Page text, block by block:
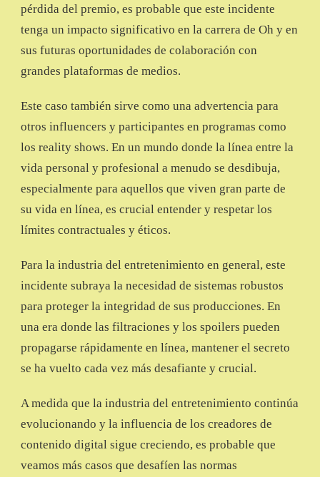
pérdida del premio, es probable que este incidente
tenga un impacto significativo en la carrera de Oh y en
sus futuras oportunidades de colaboración con
grandes plataformas de medios.
Este caso también sirve como una advertencia para
otros influencers y participantes en programas como
los reality shows. En un mundo donde la línea entre la
vida personal y profesional a menudo se desdibuja,
especialmente para aquellos que viven gran parte de
su vida en línea, es crucial entender y respetar los
límites contractuales y éticos.
Para la industria del entretenimiento en general, este
incidente subraya la necesidad de sistemas robustos
para proteger la integridad de sus producciones. En
una era donde las filtraciones y los spoilers pueden
propagarse rápidamente en línea, mantener el secreto
se ha vuelto cada vez más desafiante y crucial.
A medida que la industria del entretenimiento continúa
evolucionando y la influencia de los creadores de
contenido digital sigue creciendo, es probable que
veamos más casos que desafíen las normas